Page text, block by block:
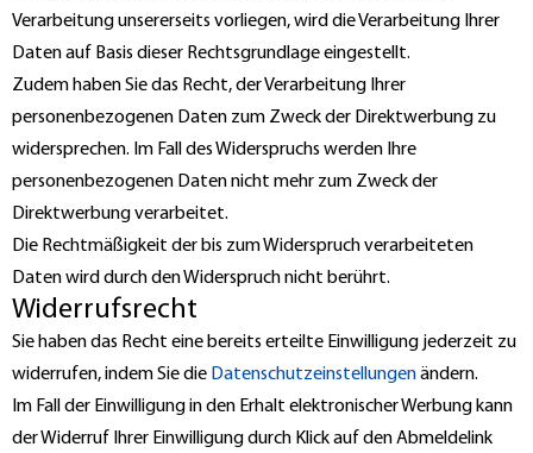
Verarbeitung unsererseits vorliegen, wird die Verarbeitung Ihrer
Daten auf Basis dieser Rechtsgrundlage eingestellt.
Zudem haben Sie das Recht, der Verarbeitung Ihrer
personenbezogenen Daten zum Zweck der Direktwerbung zu
widersprechen. Im Fall des Widerspruchs werden Ihre
personenbezogenen Daten nicht mehr zum Zweck der
Direktwerbung verarbeitet.
Die Rechtmäßigkeit der bis zum Widerspruch verarbeiteten
Daten wird durch den Widerspruch nicht berührt.
Widerrufsrecht
Sie haben das Recht eine bereits erteilte Einwilligung jederzeit zu
widerrufen, indem Sie die Datenschutzeinstellungenändern.
Im Fall der Einwilligung in den Erhalt elektronischer Werbung kann
der Widerruf Ihrer Einwilligung durch Klick auf den Abmeldelink